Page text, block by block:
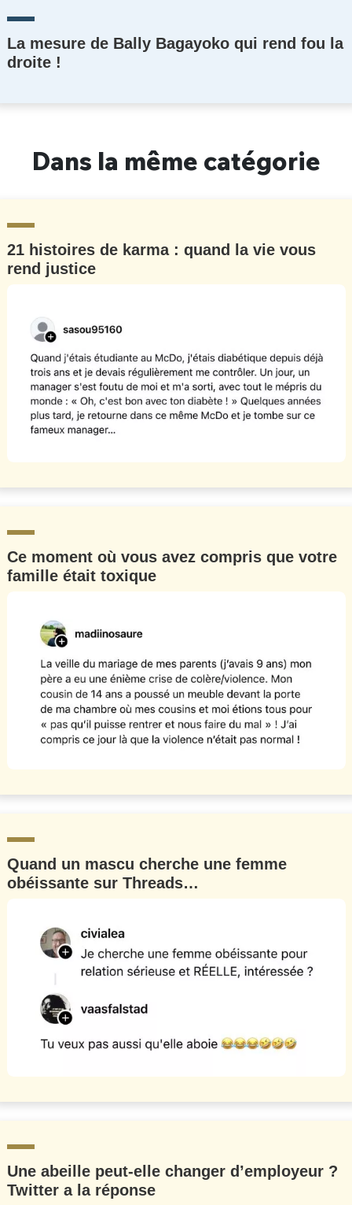
La mesure de Bally Bagayoko qui rend fou la
droite !
Dans la même catégorie
21 histoires de karma : quand la vie vous
rend justice
Ce moment où vous avez compris que votre
famille était toxique
Quand un mascu cherche une femme
obéissante sur Threads…
Une abeille peut-elle changer d’employeur ?
Twitter a la réponse